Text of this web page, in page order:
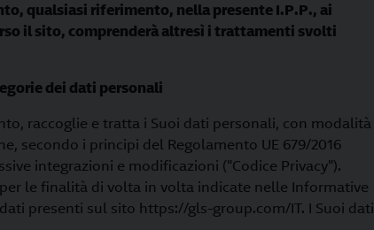
qualsiasi riferimento, nella presente I.P.P., ai
il sito, comprenderà altresì i trattamenti svolti
dei dati personali
raccoglie e tratta i Suoi dati personali, con modalità
secondo i principi del Regolamento UE 679/2016
integrazioni e modificazioni ("Codice Privacy").
le finalità di volta in volta indicate nelle Informative
presenti sul sito https://gls-group.com/IT. I Suoi dati